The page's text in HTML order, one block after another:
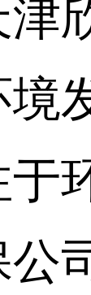
津
境
于
公